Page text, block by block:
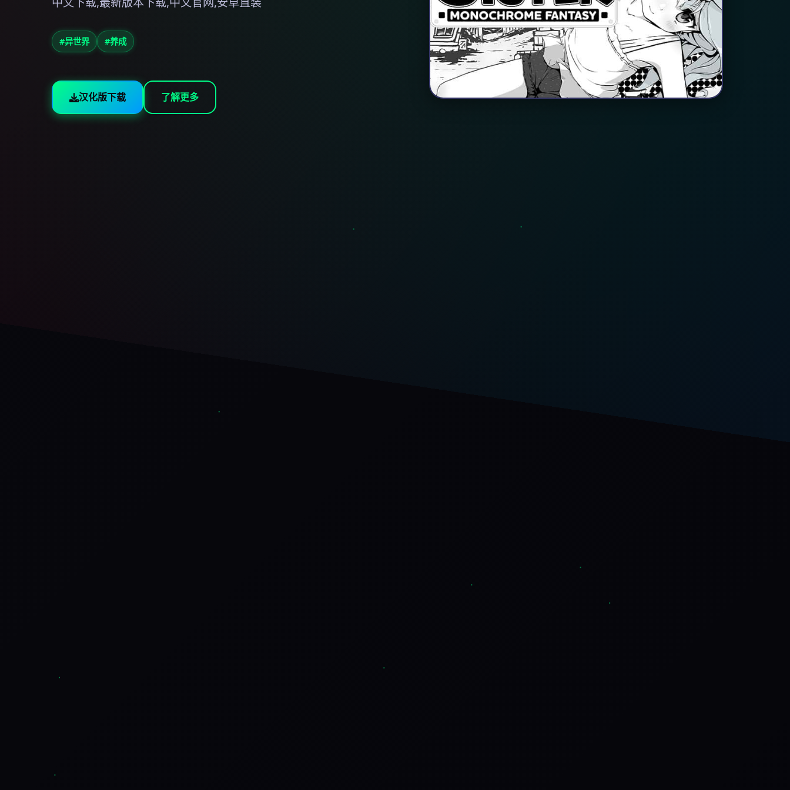
#异世界 #养成
汉化版下载 了解更多